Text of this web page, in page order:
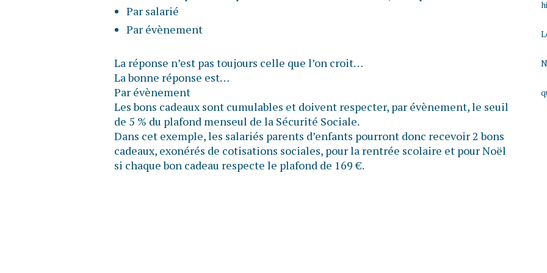
Par salarié
Par évènement
La réponse n’est pas toujours celle que l’on croit…
La bonne réponse est…
Par évènement
Les bons cadeaux sont cumulables et doivent respecter, par évènement, le seuil
de 5 % du plafond menseul de la Sécurité Sociale.
Dans cet exemple, les salariés parents d’enfants pourront donc recevoir 2 bons
cadeaux, exonérés de cotisations sociales, pour la rentrée scolaire et pour Noël
si chaque bon cadeau respecte le plafond de 169 €.